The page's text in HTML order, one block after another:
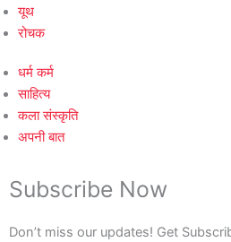
यूथ
रोचक
धर्म कर्म
साहित्य
कला संस्कृति
अपनी बात
Subscribe Now
Don’t miss our updates! Get